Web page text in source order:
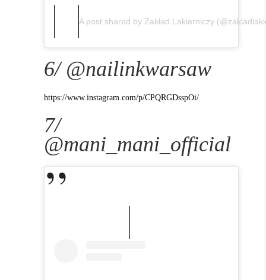
A post shared by Zakład Lakierniczy
6/ @nailinkwarsaw
https://www.instagram.com/p/CPQRGDsspOi/
7/
@mani_mani_official